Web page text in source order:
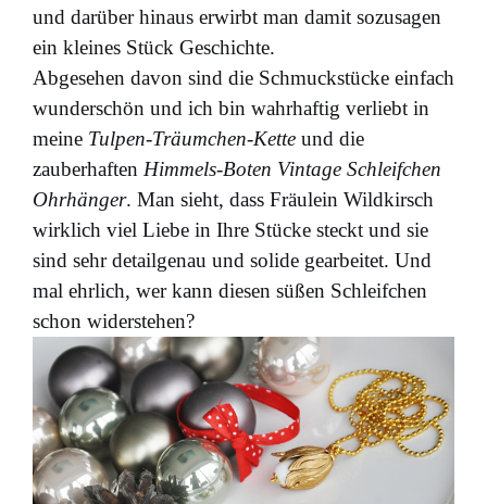
und darüber hinaus erwirbt man damit sozusagen
ein kleines Stück Geschichte.
Abgesehen davon sind die Schmuckstücke einfach
wunderschön und ich bin wahrhaftig verliebt in
meine Tulpen-Träumchen-Kette und die
zauberhaften Himmels-Boten Vintage Schleifchen
Ohrhänger. Man sieht, dass Fräulein Wildkirsch
wirklich viel Liebe in Ihre Stücke steckt und sie
sind sehr detailgenau und solide gearbeitet. Und
mal ehrlich, wer kann diesen süßen Schleifchen
schon widerstehen?